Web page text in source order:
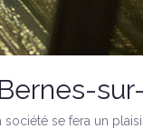
se fera un